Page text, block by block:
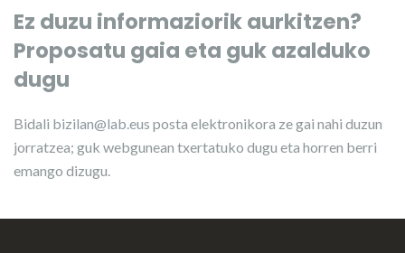
Ez duzu informaziorik aurkitzen?
Proposatu gaia eta guk azalduko
dugu
Bidali bizilan@lab.eus posta elektronikora ze gai nahi duzun
jorratzea; guk webgunean txertatuko dugu eta horren berri
emango dizugu.